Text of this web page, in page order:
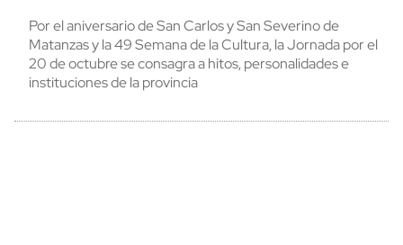
Por el aniversario de San Carlos y San Severino de
Matanzas y la 49 Semana de la Cultura, la Jornada por el
20 de octubre se consagra a hitos, personalidades e
instituciones de la provincia